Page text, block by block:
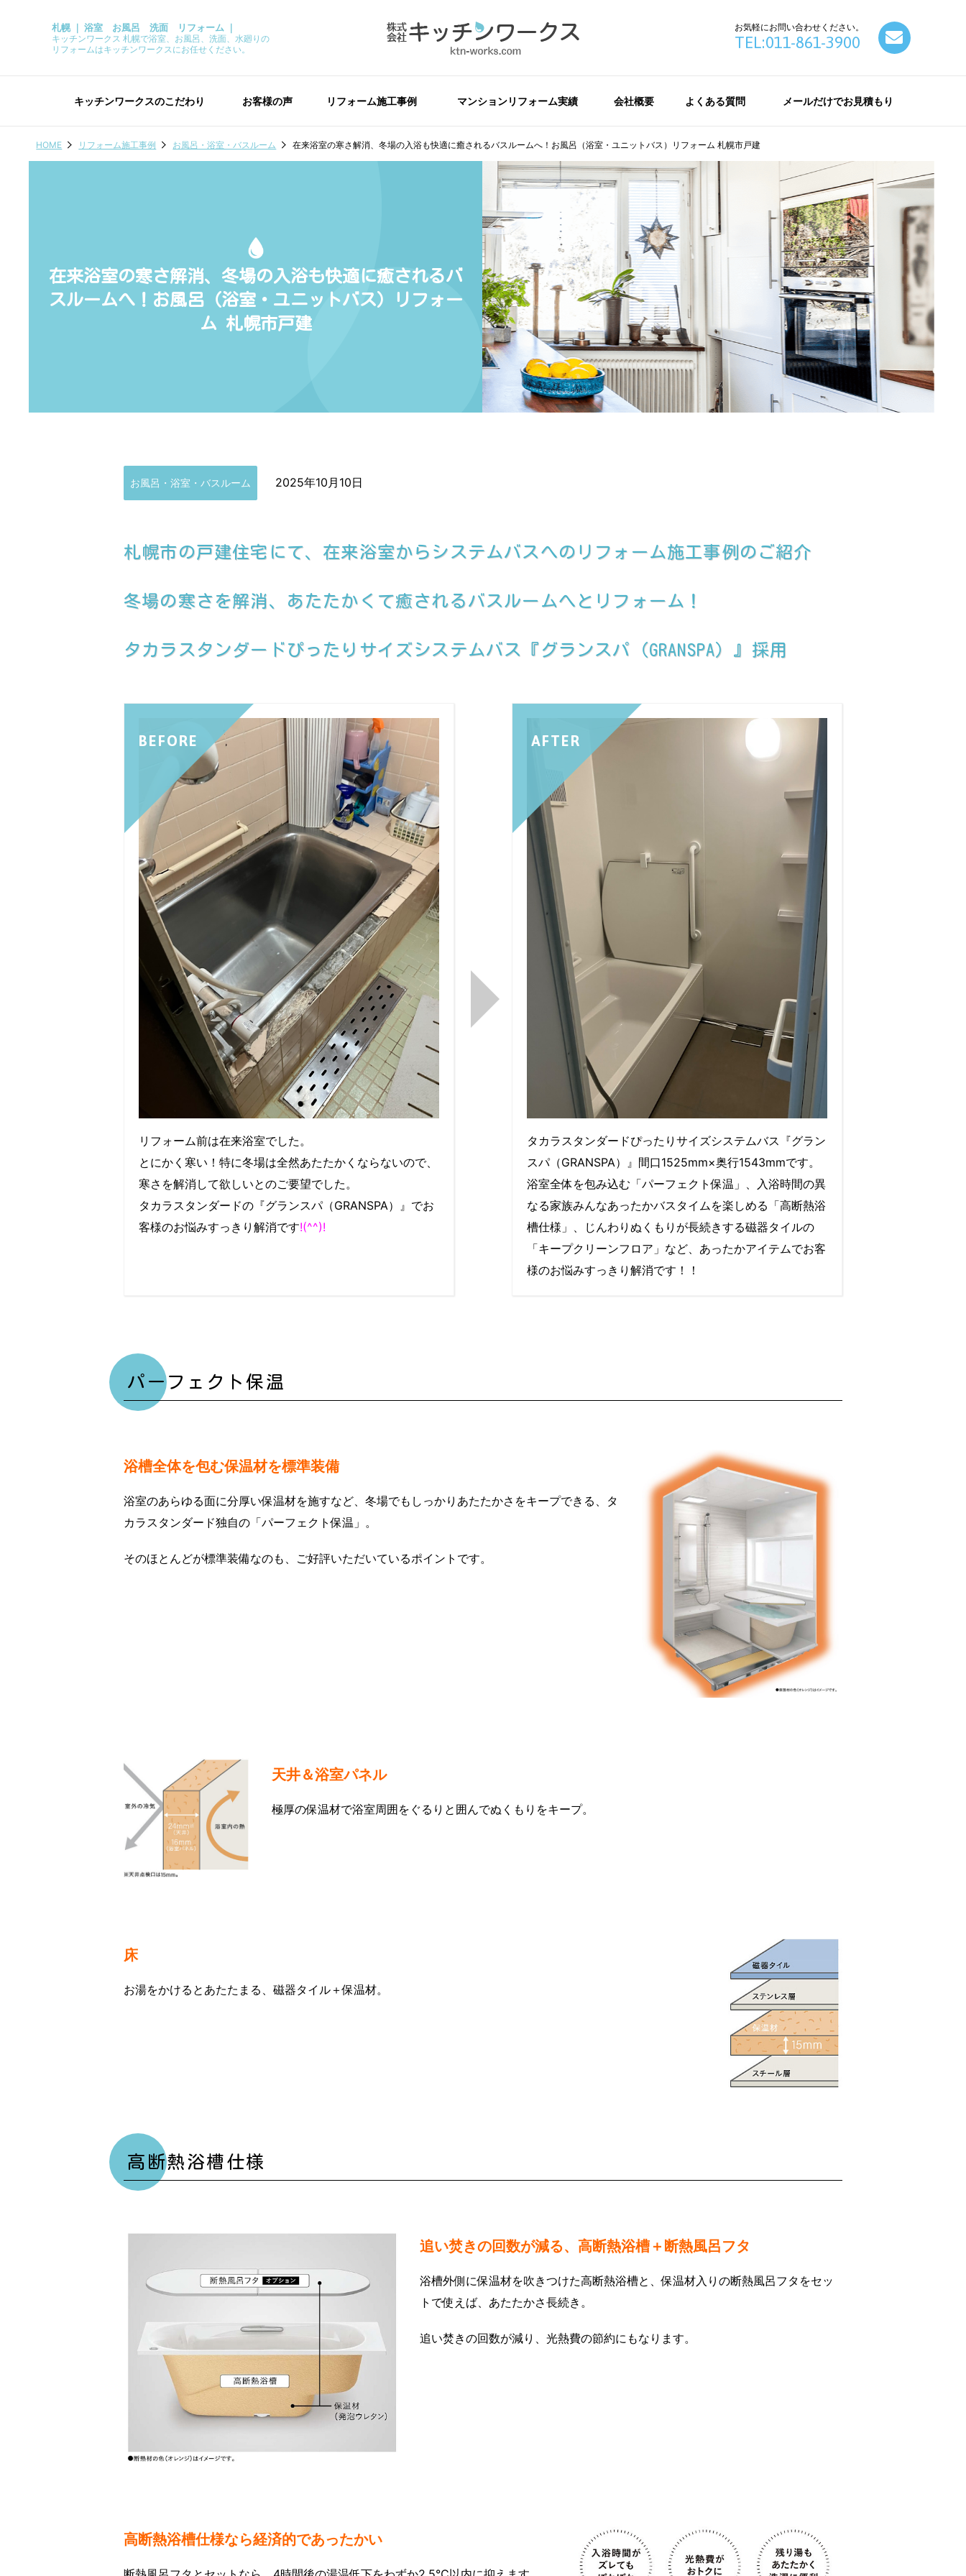
札幌 ｜ 浴室 お風呂 洗面 リフォーム ｜
キッチンワークス 札幌で浴室、お風呂、洗面、水廻りの
リフォームはキッチンワークスにお任せください。
お気軽にお問い合わせください。
TEL:011-861-3900
キッチンワークスのこだわり お客様の声 リフォーム施工事例 マンションリフォーム実績 会社概要 よくある質問 メールだけでお見積もり
HOME リフォーム施工事例 お風呂・浴室・バスルーム 在来浴室の寒さ解消、冬場の入浴も快適に癒されるバスルームへ！お風呂（浴室・ユニットバス）リフォーム 札幌市戸建
在来浴室の寒さ解消、冬場の入浴も快適に癒されるバ
スルームへ！お風呂（浴室・ユニットバス）リフォー
ム 札幌市戸建
お風呂・浴室・バスルーム 2025年10月10日
札幌市の戸建住宅にて、在来浴室からシステムバスへのリフォーム施工事例のご紹介
冬場の寒さを解消、あたたかくて癒されるバスルームへとリフォーム！
タカラスタンダードぴったりサイズシステムバス『グランスパ（GRANSPA）』採用
BEFORE
リフォーム前は在来浴室でした。
とにかく寒い！特に冬場は全然あたたかくならないので、
寒さを解消して欲しいとのご要望でした。
タカラスタンダードの『グランスパ（GRANSPA）』でお
客様のお悩みすっきり解消です!(^^)!
AFTER
タカラスタンダードぴったりサイズシステムバス『グラン
スパ（GRANSPA）』間口1525mm×奥行1543mmです。
浴室全体を包み込む「パーフェクト保温」、入浴時間の異
なる家族みんなあったかバスタイムを楽しめる「高断熱浴
槽仕様」、じんわりぬくもりが長続きする磁器タイルの
「キープクリーンフロア」など、あったかアイテムでお客
様のお悩みすっきり解消です！！
パーフェクト保温
浴槽全体を包む保温材を標準装備
浴室のあらゆる面に分厚い保温材を施すなど、冬場でもしっかりあたたかさをキープできる、タ
カラスタンダード独自の「パーフェクト保温」。
そのほとんどが標準装備なのも、ご好評いただいているポイントです。
天井＆浴室パネル
極厚の保温材で浴室周囲をぐるりと囲んでぬくもりをキープ。
床
お湯をかけるとあたたまる、磁器タイル＋保温材。
高断熱浴槽仕様
追い焚きの回数が減る、高断熱浴槽＋断熱風呂フタ
浴槽外側に保温材を吹きつけた高断熱浴槽と、保温材入りの断熱風呂フタをセッ
トで使えば、あたたかさ長続き。
追い焚きの回数が減り、光熱費の節約にもなります。
高断熱浴槽仕様なら経済的であったかい